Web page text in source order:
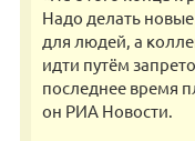
Надо делать
для людей, а
идти путём
последнее время
он РИА Новости.